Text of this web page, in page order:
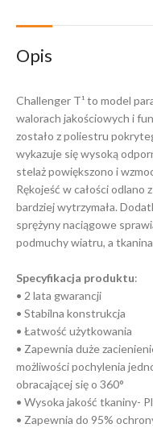
Opis
Challenger T¹ to model
walorach jakościowych i
zostało z poliestru
wykazuje się wysoką
stelaż powiększono i
Rękojeść w całości odlano
bardziej wytrzymała.
sprężyny naciągowe
podmuchy wiatru, a
Specyfikacja produktu:
• 2 lata gwarancji
• Stabilna konstrukcja
• Łatwość użytkowania
• Zapewnia duże
możliwości pochylenia
obracającej się o 360°
• Wysoka jakość tkaniny-
• Zapewnia do 95%